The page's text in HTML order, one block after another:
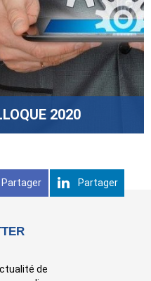
2020
Partager Partager
de